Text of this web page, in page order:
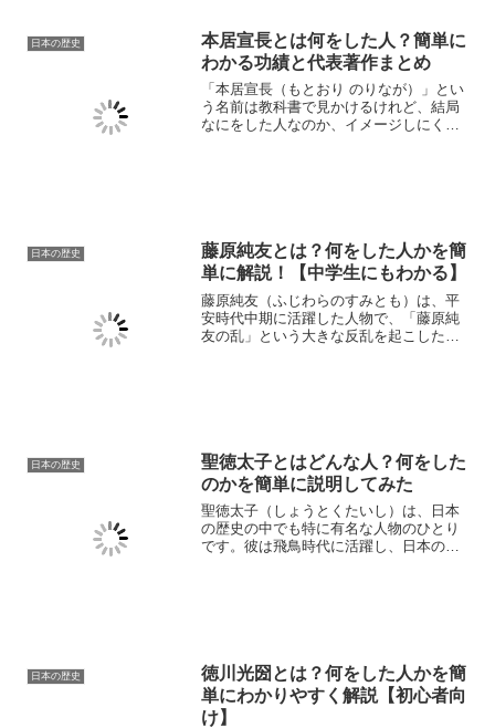
日本の歴史
本居宣長とは何をした人？簡単に
わかる功績と代表著作まとめ
「本居宣長（もとおり のりなが）」とい
う名前は教科書で見かけるけれど、結局
なにをした人なのか、イメージしにく
日本の歴史
藤原純友とは？何をした人かを簡
単に解説！【中学生にもわかる】
藤原純友（ふじわらのすみとも）は、平
安時代中期に活躍した人物で、「藤原純
友の乱」という大きな反乱を起こしたこ
日本の歴史
聖徳太子とはどんな人？何をした
のかを簡単に説明してみた
聖徳太子（しょうとくたいし）は、日本
の歴史の中でも特に有名な人物のひとり
です。彼は飛鳥時代に活躍し、日本の政
日本の歴史
徳川光圀とは？何をした人かを簡
単にわかりやすく解説【初心者向
け】